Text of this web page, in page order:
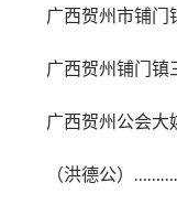
广西贺州市铺门
广西贺州铺门镇
广西贺州公会大
（洪德公）